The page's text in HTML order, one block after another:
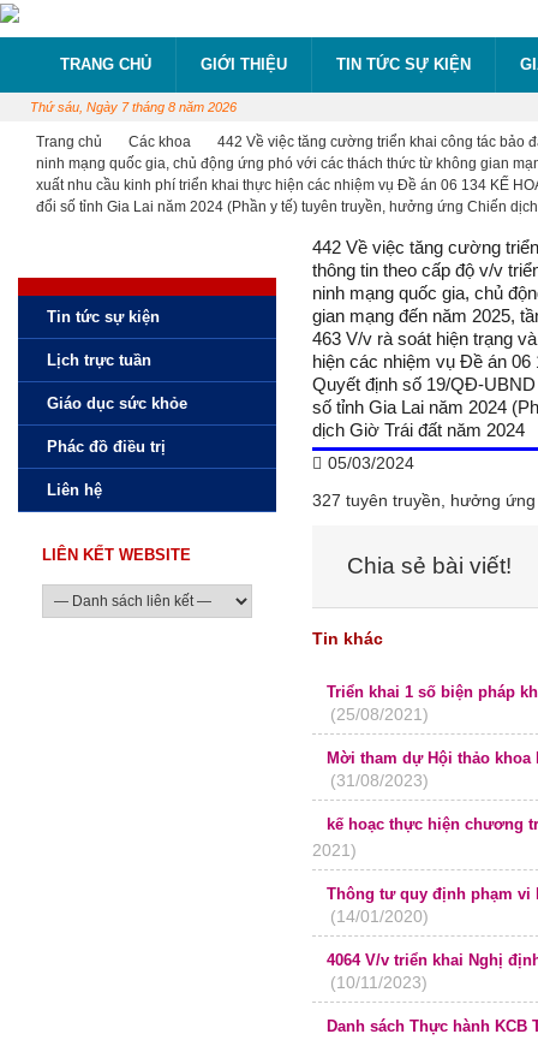
TRANG CHỦ GIỚI THIỆU TIN TỨC SỰ KIỆN
Thứ sáu, Ngày 7 tháng 8 năm 2026
Trang chủ Các khoa
442 Về việc tăng cường triển khai công tác bảo
ninh mạng quốc gia, chủ động ứng phó với các thách thức từ không gian
xuất nhu cầu kinh phí triển khai thực hiện các nhiệm vụ Đề án 06 134 KẾ
đổi số tỉnh Gia Lai năm 2024 (Phần y tế) tuyên truyền, hưởng ứng Chiến
Tin tức sự kiện
Lịch trực tuần
Giáo dục sức khỏe
Phác đồ điều trị
Liên hệ
LIÊN KẾT WEBSITE
442 Về việc tăng cường
thông tin theo cấp độ v/v
ninh mạng quốc gia, chủ
gian mạng đến năm 2025,
463 V/v rà soát hiện trạng
hiện các nhiệm vụ Đề án
Quyết định số 19/QĐ-
số tỉnh Gia Lai năm 2024
dịch Giờ Trái đất năm 2024
05/03/2024
327 tuyên truyền, hưởng
Chia sẻ bài viết!
Tin khác
Triển khai 1 số biện pháp
tính lần 1 với SARS Cov 2
(25/08/2021)
Mời tham dự Hội thảo
thuật lồng ngực
(31/08/2023)
kế hoạc thực hiện chương
2021)
Thông tư quy định phạm vi
khám bệnh, chữa bệnh
(14/01/2020)
4064 V/v triển khai Nghị
phủ
(10/11/2023)
Danh sách Thực hành KCB